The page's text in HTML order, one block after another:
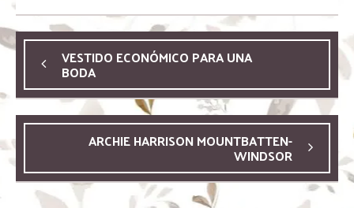
VESTIDO ECONÓMICO PARA UNA
BODA
ARCHIE HARRISON MOUNTBATTEN-
WINDSOR